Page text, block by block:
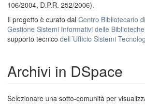
106/2004, D.P.R. 252/2006).
Il progetto è curato dal Centro Bibliotecario
Gestione Sistemi Informativi delle
supporto tecnico dell´Ufficio Sistemi
Archivi in DSpace
Selezionare una sotto-comunità per